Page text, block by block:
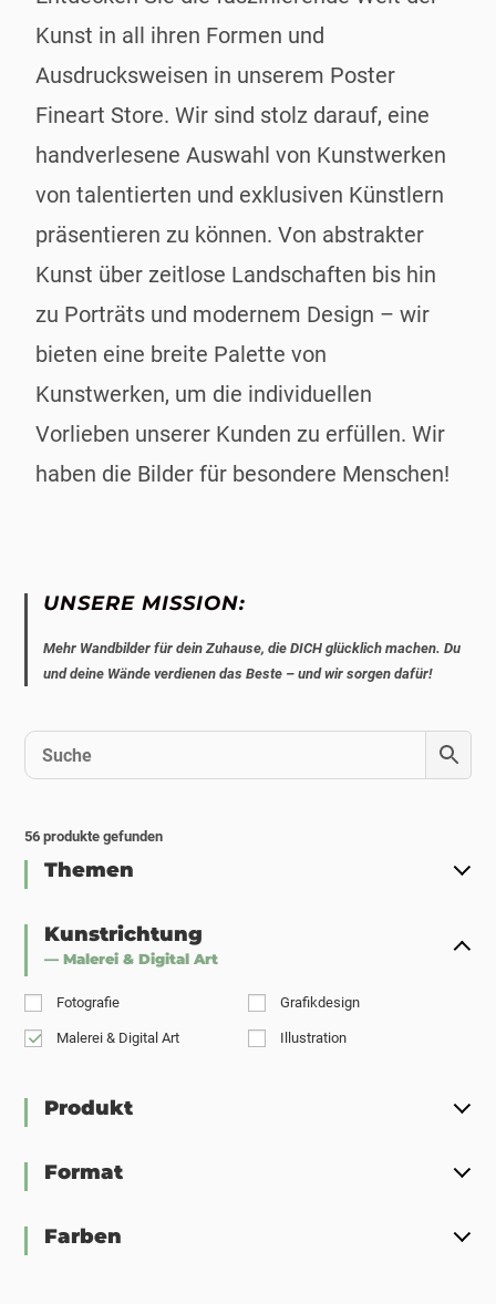
Kunst in all ihren Formen und
Ausdrucksweisen in unserem Poster
Fineart Store. Wir sind stolz darauf, eine
handverlesene Auswahl von Kunstwerken
von talentierten und exklusiven Künstlern
präsentieren zu können. Von abstrakter
Kunst über zeitlose Landschaften bis hin
zu Porträts und modernem Design – wir
bieten eine breite Palette von
Kunstwerken, um die individuellen
Vorlieben unserer Kunden zu erfüllen. Wir
haben die Bilder für besondere Menschen!
UNSERE MISSION:
Mehr Wandbilder für dein Zuhause, die DICH glücklich machen. Du
und deine Wände verdienen das Beste – und wir sorgen dafür!
56 produkte gefunden
Themen
Kunstrichtung
— Malerei & Digital Art
Fotografie Grafikdesign
Malerei & Digital Art Illustration
Produkt
Format
Farben